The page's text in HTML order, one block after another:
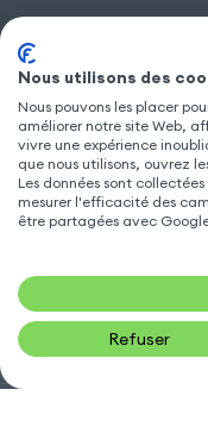
Nous utilisons des
Nous pouvons les placer
améliorer notre site Web,
vivre une expérience
que nous utilisons, ouvrez
Les données sont
mesurer l'efficacité des
être partagées avec
Refuser